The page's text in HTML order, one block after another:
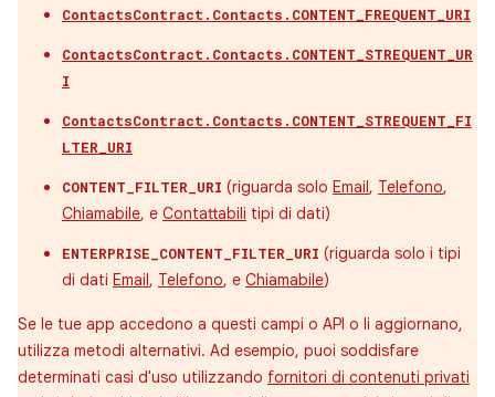
ContactsContract.Contacts.CONTENT_FREQUENT_URI
ContactsContract.Contacts.CONTENT_STREQUENT_UR
I
ContactsContract.Contacts.CONTENT_STREQUENT_FI
LTER_URI
CONTENT_FILTER_URI (riguarda solo Email, Telefono,
Chiamabile, e Contattabili tipi di dati)
ENTERPRISE_CONTENT_FILTER_URI (riguarda solo i tipi
di dati Email, Telefono, e Chiamabile)
Se le tue app accedono a questi campi o API o li aggiornano,
utilizza metodi alternativi. Ad esempio, puoi soddisfare
determinati casi d'uso utilizzando fornitori di contenuti privati